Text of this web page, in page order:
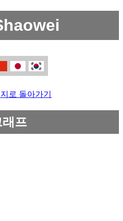
로 돌아가기
래프